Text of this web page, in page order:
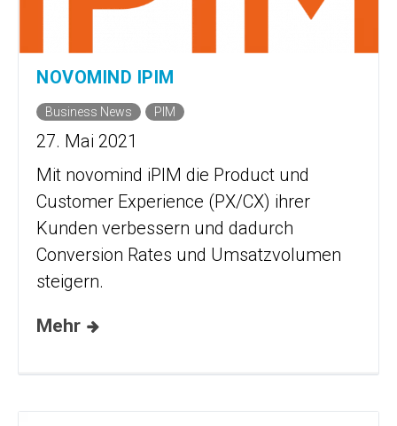
NOVOMIND IPIM
Business News PIM
27. Mai 2021
Mit novomind iPIM die Product und
Customer Experience (PX/CX) ihrer
Kunden verbessern und dadurch
Conversion Rates und Umsatzvolumen
steigern.
Mehr